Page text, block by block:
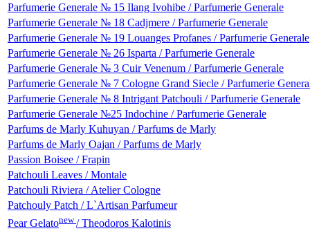
Parfumerie Generale № 15 Ilang Ivohibe / Parfumerie Generale
Parfumerie Generale № 18 Cadjmere / Parfumerie Generale
Parfumerie Generale № 19 Louanges Profanes / Parfumerie Generale
Parfumerie Generale № 26 Isparta / Parfumerie Generale
Parfumerie Generale № 3 Cuir Venenum / Parfumerie Generale
Parfumerie Generale № 7 Cologne Grand Siecle / Parfumerie
Parfumerie Generale № 8 Intrigant Patchouli / Parfumerie Generale
Parfumerie Generale №25 Indochine / Parfumerie Generale
Parfums de Marly Kuhuyan / Parfums de Marly
Parfums de Marly Oajan / Parfums de Marly
Passion Boisee / Frapin
Patchouli Leaves / Montale
Patchouli Riviera / Atelier Cologne
Patchouly Patch / L`Artisan Parfumeur
Pear Gelatonew/ Theodoros Kalotinis